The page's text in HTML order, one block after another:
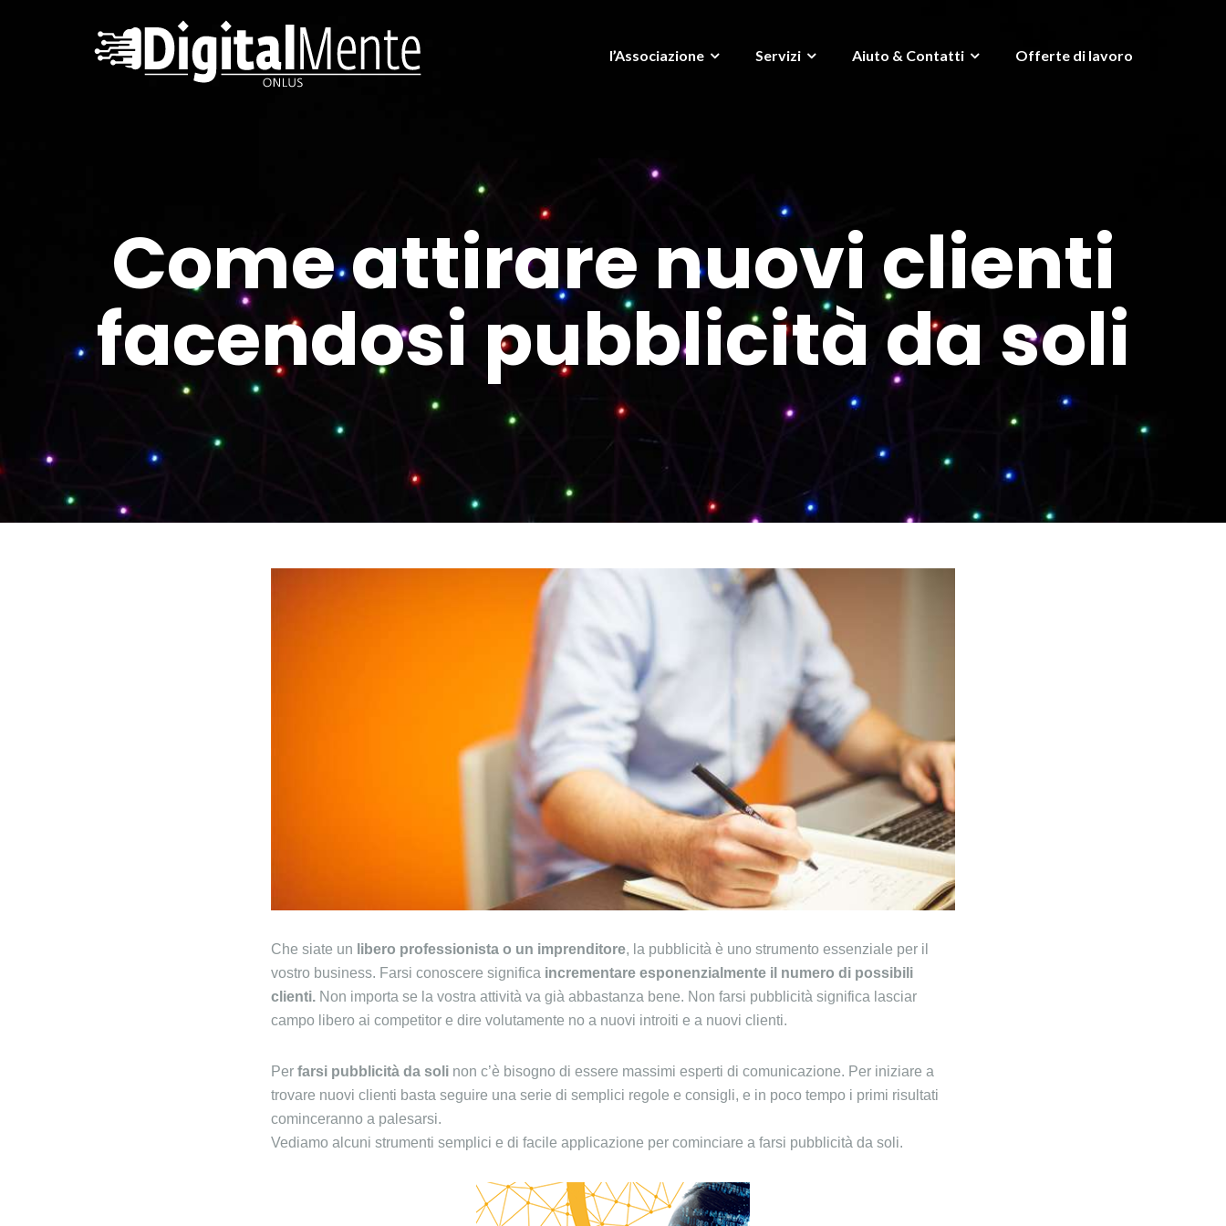
l’Associazione Servizi Aiuto & Contatti Offerte di lavoro
Come attirare nuovi clienti
facendosi pubblicità da soli
Che siate un libero professionista o un imprenditore, la pubblicità è uno strumento essenziale per il
vostro business. Farsi conoscere significa incrementare esponenzialmente il numero di possibili
clienti. Non importa se la vostra attività va già abbastanza bene. Non farsi pubblicità significa lasciar
campo libero ai competitor e dire volutamente no a nuovi introiti e a nuovi clienti.
Per farsi pubblicità da soli non c’è bisogno di essere massimi esperti di comunicazione. Per iniziare a
trovare nuovi clienti basta seguire una serie di semplici regole e consigli, e in poco tempo i primi risultati
cominceranno a palesarsi.
Vediamo alcuni strumenti semplici e di facile applicazione per cominciare a farsi pubblicità da soli.